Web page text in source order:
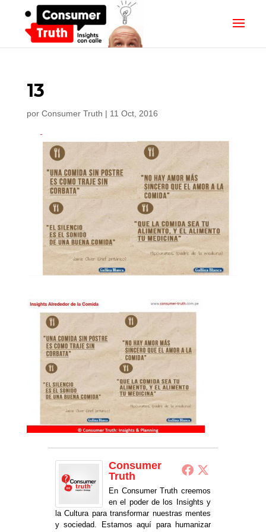
13
por Consumer Truth | 11 Oct, 2016
Consumer
Truth
En Consumer Truth creemos
en el poder de los Insights y
la Cultura para transformar nuestras mentes
y sociedad. Estamos aquí para humanizar